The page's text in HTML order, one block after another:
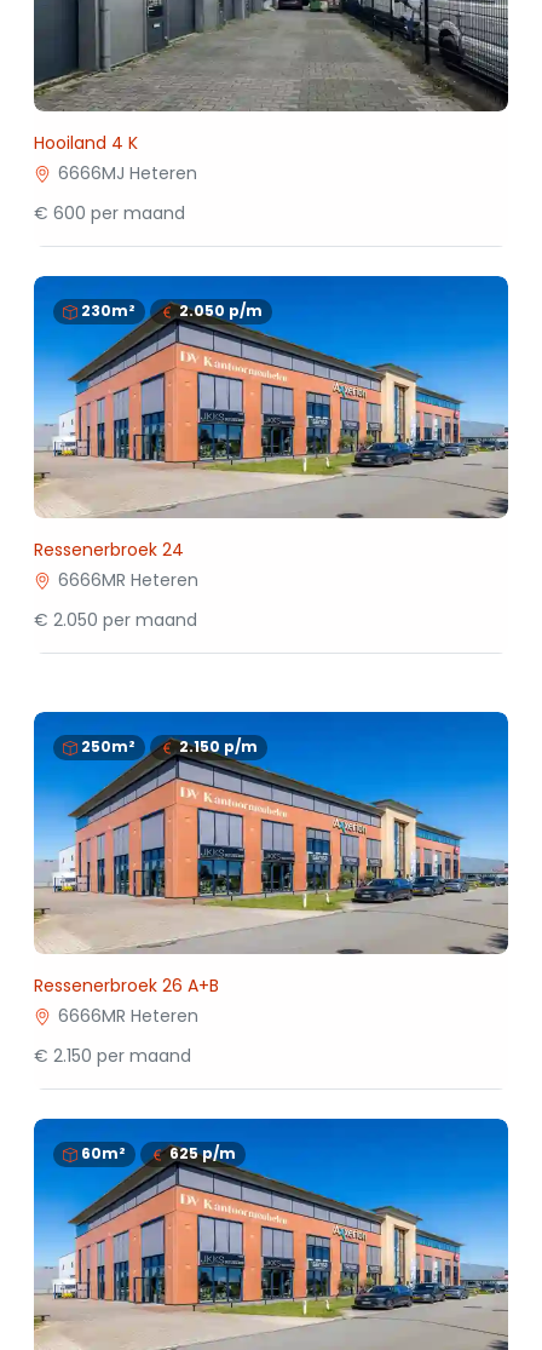
Hooiland 4 K
6666MJ Heteren
€ 600 per maand
230m² 2.050 p/m
Ressenerbroek 24
6666MR Heteren
€ 2.050 per maand
250m² 2.150 p/m
Ressenerbroek 26 A+B
6666MR Heteren
€ 2.150 per maand
60m² 625p/m